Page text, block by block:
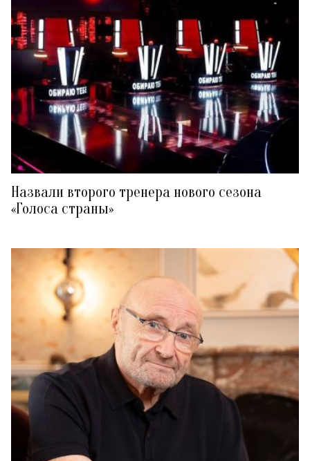
Назвали второго тренера нового сезона
«Голоса страны»